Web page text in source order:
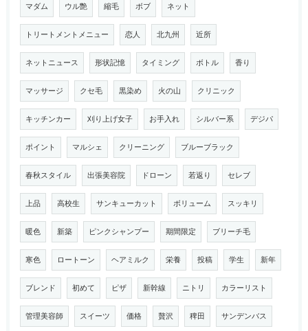
マダム ウル艶 縮毛 ボブ ネット
トリートメントメニュー 恋人 北九州 近所
ネットニュース 形状記憶 タイミング ボトル 香り
マッサージ クセ毛 黒染め 火の山 クリニック
キッチンカー 刈り上げ女子 お手入れ シルバー系 デジパ
ポイント マルシェ クリーニング ブルーブラック
春秋スタイル 出張美容院 ドローン 若返り セレブ
上品 高校生 サンキューカット ボリューム スッキリ
暖色 新築 ピンクシャンプー 期間限定 ブリーチ毛
寒色 ロートーン ヘアミルク 栄養 投稿 学生 新年
ブレンド 初めて ピザ 新幹線 ニトリ カラーリスト
管理美容師 スイーツ 価格 贅沢 稗田 サンデンバス